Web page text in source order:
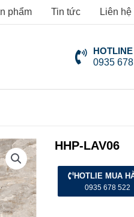
phẩm Tin tức Liên hệ
0935
HHP-LAV06
HOTLIE MUA
0935 678 522